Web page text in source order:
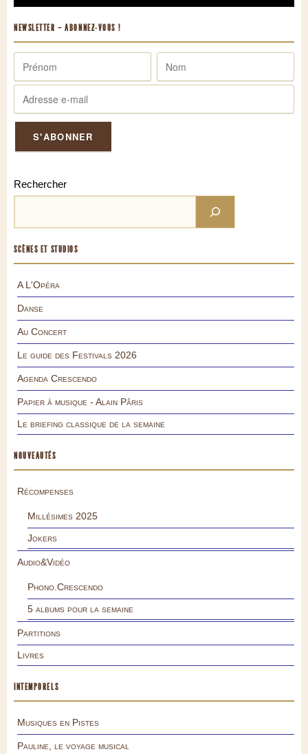
NEWSLETTER – ABONNEZ-VOUS !
Rechercher
SCÈNES ET STUDIOS
A L'Opéra
Danse
Au Concert
Le guide des Festivals 2026
Agenda Crescendo
Papier à musique - Alain Pâris
Le briefing classique de la semaine
NOUVEAUTÉS
Récompenses
Millésimes 2025
Jokers
Audio&Vidéo
Phono.Crescendo
5 albums pour la semaine
Partitions
Livres
INTEMPORELS
Musiques en Pistes
Pauline, le voyage musical